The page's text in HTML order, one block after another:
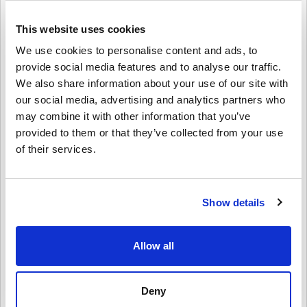
This website uses cookies
We use cookies to personalise content and ads, to
provide social media features and to analyse our traffic.
We also share information about your use of our site with
our social media, advertising and analytics partners who
may combine it with other information that you’ve
provided to them or that they’ve collected from your use
of their services.
Show details
Allow all
Deny
🔹 Fokozza kedvenc játékait – Vásároljon játékon belüli valutát,
Hogyan válthat be 200 SEK PSN-kártyát – PlayStation
Network Sweden?
1️⃣ Jelentkezzen be PSN-fiókjába – Hozzáférés a konzolon vagy a
PlayStation Store webhelyén keresztül.
2️⃣ Navigáljon a ‘Kódok beváltása’ – A PlayStation Store menüjében
található.
3️⃣ Adja meg digitális kódját – Adja meg a vásárlás után kapott 12
4️⃣ Élvezze új pénzeszközeit – Azonnal hozzáadva a PSN-
élvezze a játék, előfizetés és szórakozás szabadságát a saját
Network Sweden digitális kulcsát most a Livecards.net webhelyről,